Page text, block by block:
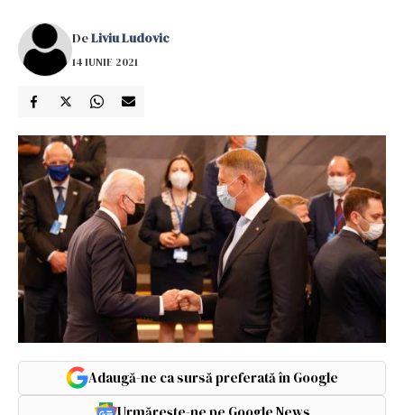
DeLiviu Ludovic
14 IUNIE 2021
Adaugă-ne ca sursă preferată în Google